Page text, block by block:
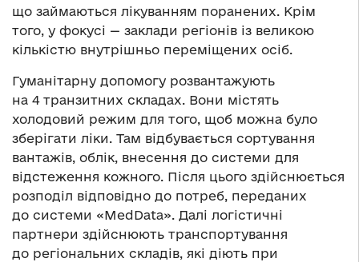
що займаються лікуванням поранених. Крім
того, у фокусі — заклади регіонів із великою
кількістю внутрішньо переміщених осіб.
Гуманітарну допомогу розвантажують
на 4 транзитних складах. Вони містять
холодовий режим для того, щоб можна було
зберігати ліки. Там відбувається сортування
вантажів, облік, внесення до системи для
відстеження кожного. Після цього здійснюється
розподіл відповідно до потреб, переданих
до системи «MedData». Далі логістичні
партнери здійснюють транспортування
до регіональних складів, які діють при